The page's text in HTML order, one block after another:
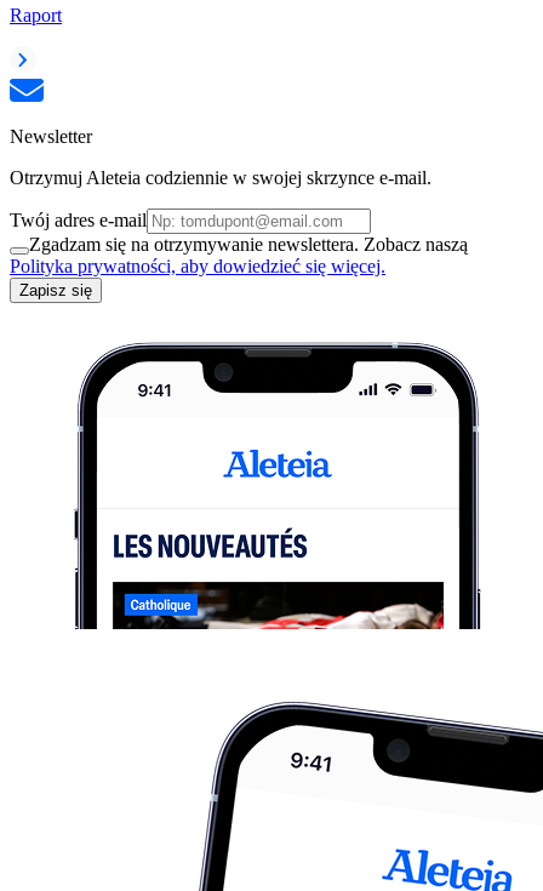
Raport
Newsletter
Otrzymuj Aleteia codziennie w swojej skrzynce e-mail.
Twój adres e-mail
Zgadzam się na otrzymywanie newslettera. Zobacz naszą
Polityka prywatności, aby dowiedzieć się więcej.
Zapisz się